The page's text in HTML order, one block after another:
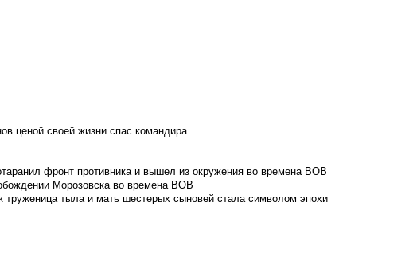
ценой своей жизни спас командира
фронт противника и вышел из окружения во времена ВОВ
Морозовска во времена ВОВ
труженица тыла и мать шестерых сыновей стала символом эпохи